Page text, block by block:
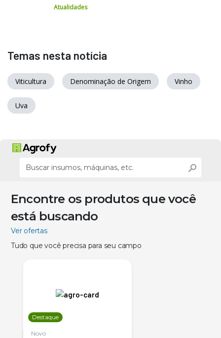
Atualidades
Temas nesta notícia
Viticultura Denominação de Origem Vinho
Uva
Encontre os produtos que você
está buscando
Ver ofertas
Tudo que você precisa para seu campo
Destaque
Novo